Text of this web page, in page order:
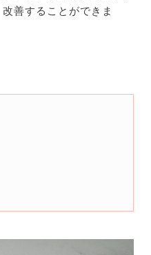
善することができま